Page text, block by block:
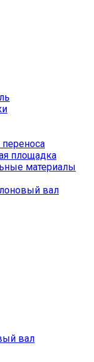
площадка
материалы
вал
вал